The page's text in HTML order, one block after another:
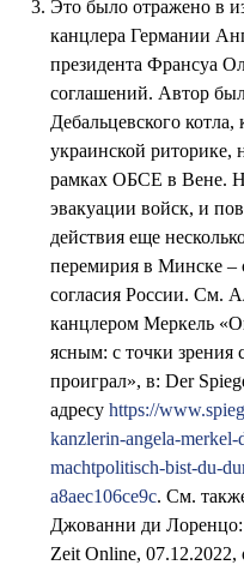
Это было отражено в
канцлера Германии
президента Франсуа
соглашений. Автор
Дебальцевского
украинской риторике,
рамках ОБСЕ в Вене.
эвакуации войск, и
действия еще
перемирия в Минске –
согласия России. См.
канцлером Меркель
ясным: с точки зрения
проиграл», в: Der
адресуhttps://
kanzlerin-angela-
machtpolitisch-bist-du-
a8aec106ce9c. См.
Джованни ди
Zeit Online, 07.12.2022,